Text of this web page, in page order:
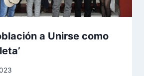
a Unirse como